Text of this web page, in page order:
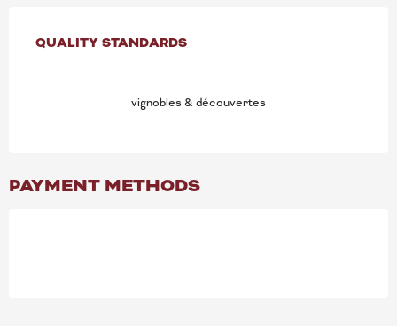
SERVICES OFFERED
QUALITY STANDARDS
QUALITY STANDARDS
vignobles & découvertes
PAYMENT METHODS